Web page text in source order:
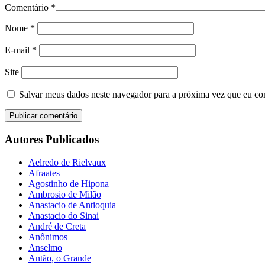
Comentário *
Nome *
E-mail *
Site
Salvar meus dados neste navegador para a próxima vez que eu
Autores Publicados
Aelredo de Rielvaux
Afraates
Agostinho de Hipona
Ambrosio de Milão
Anastacio de Antioquia
Anastacio do Sinai
André de Creta
Anônimos
Anselmo
Antão, o Grande